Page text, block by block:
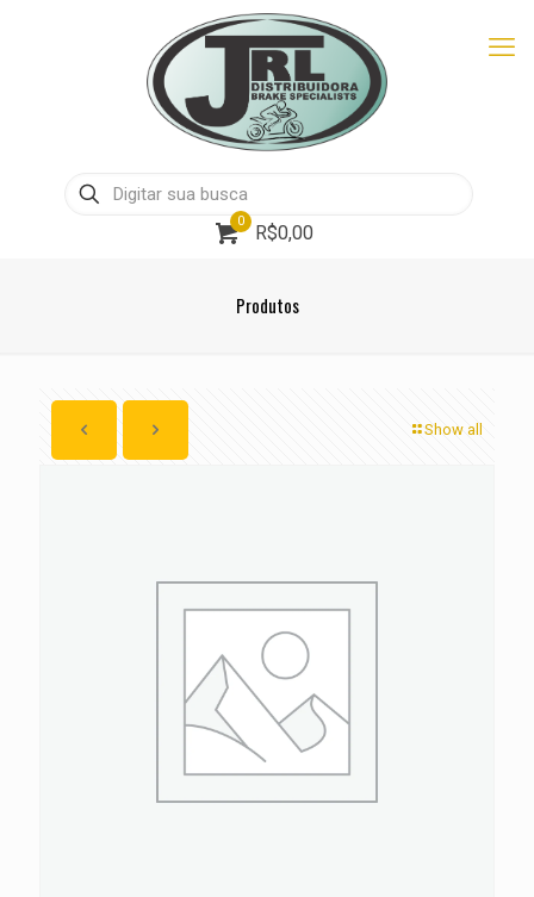
0
R$0,00
Produtos
Show all